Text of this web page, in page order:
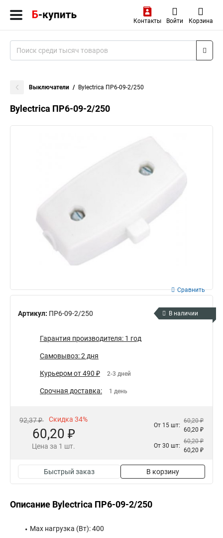
Контакты Войти Корзина
Выключатели Bylectrica ПР6-09-2/250
Bylectrica ПР6-09-2/250
Артикул: ПР6-09-2/250
Сравнить
В наличии
Гарантия производителя: 1 год
Самовывоз: 2 дня
Курьером от 490 ₽ 2-3 дней
Срочная доставка: 1 день
92,37 ₽ Скидка 34%
60,20 ₽
Цена за 1 шт.
От 15 шт:
60,20 ₽
60,20 ₽
От 30 шт:
60,20 ₽
60,20 ₽
Быстрый заказ В корзину
Описание Bylectrica ПР6-09-2/250
Max нагрузка (Вт): 400